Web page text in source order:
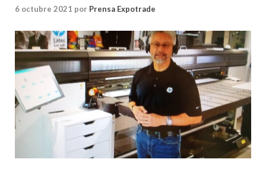
6 octubre 2021 por Prensa Expotrade